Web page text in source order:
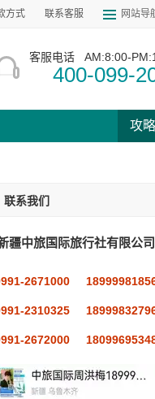
方式 联系客服 网站导
客服电话 AM:8:00-
400-099-
攻略
联系我们
疆中旅国际旅行社有限公司
2671000
2310325
2672000